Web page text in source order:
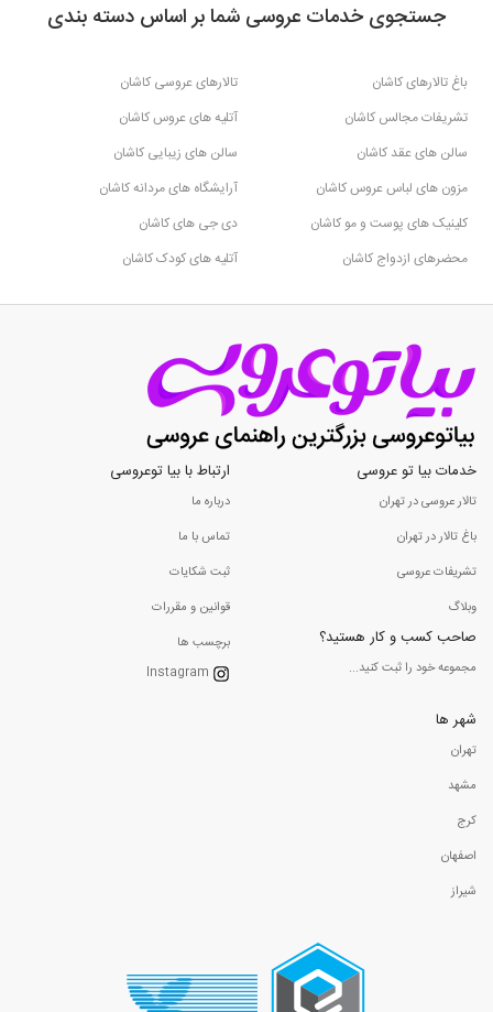
جستجوی خدمات عروسی شما بر اساس دسته بندی
باغ تالارهای کاشان
تالارهای عروسی کاشان
تشریفات مجالس کاشان
آتلیه های عروس کاشان
سالن های عقد کاشان
سالن های زیبایی کاشان
مزون های لباس عروس کاشان
آرایشگاه های مردانه کاشان
کلینیک های پوست و مو کاشان
دی جی های کاشان
محضرهای ازدواج کاشان
آتلیه های کودک کاشان
خدمات بیا تو عروسی
تالار عروسی در تهران
باغ تالار در تهران
تشریفات عروسی
وبلاگ
صاحب کسب و کار هستید؟
مجموعه خود را ثبت کنید...
ارتباط با بیا توعروسی
درباره ما
تماس با ما
ثبت شکایات
قوانین و مقررات
برچسب ها
Instagram
شهر ها
تهران
مشهد
کرج
اصفهان
شیراز